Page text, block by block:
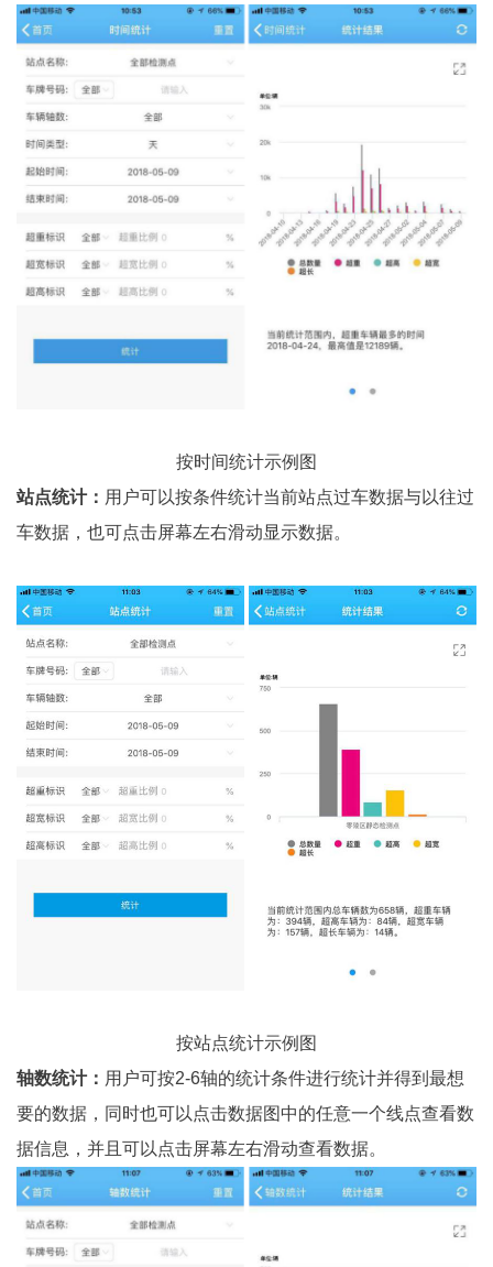
按时间统计示例图
站点统计： 用户可以按条件统计当前站点过车数据与以往过
车数据，也可点击屏幕左右滑动显示数据。
按站点统计示例图
轴数统计： 用户可按2-6轴的统计条件进行统计并得到最想
要的数据，同时也可以点击数据图中的任意一个线点查看数
据信息，并且可以点击屏幕左右滑动查看数据。